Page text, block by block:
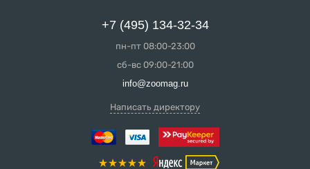
+7 (495) 134-32-34
пн-пт 08:00-23:00
сб-вс 09:00-21:00
info@zoomag.ru
Написать директору